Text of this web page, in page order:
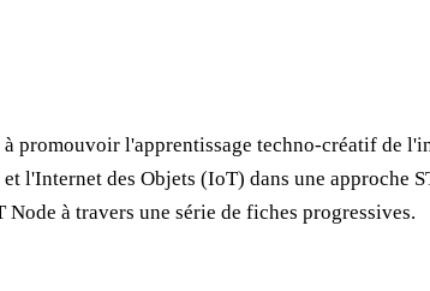
promouvoir l'apprentissage techno-créatif de
l'Internet des Objets (IoT) dans une approche
à travers une série de fiches progressives.